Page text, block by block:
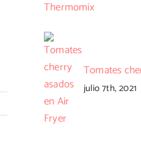
Tomates
julio 7th, 2021